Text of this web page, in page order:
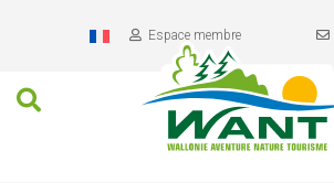
Espace membre